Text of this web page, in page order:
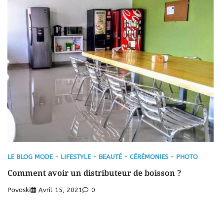
LE BLOG MODE - LIFESTYLE - BEAUTÉ - CÉRÉMONIES - PHOTO
Comment avoir un distributeur de boisson ?
Povoski Avril 15, 2021 0